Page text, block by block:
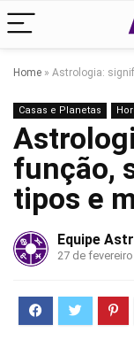
Home » Astrologia:
Casas e Planetas
função,
tipos e
Equipe
27 de